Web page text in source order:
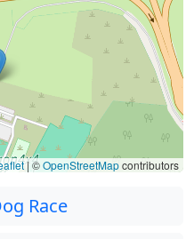
|©OpenStreetMapcontributors
Race